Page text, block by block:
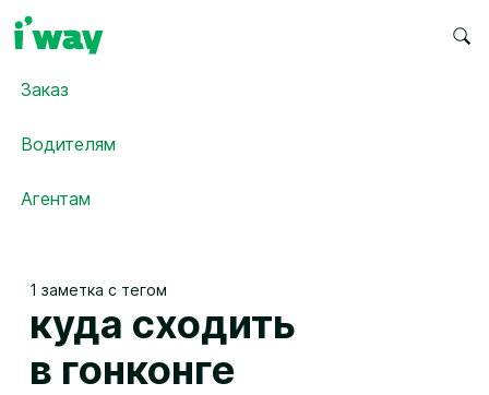
Заказ
Водителям
Агентам
1 заметка с тегом
куда сходить
в гонконге